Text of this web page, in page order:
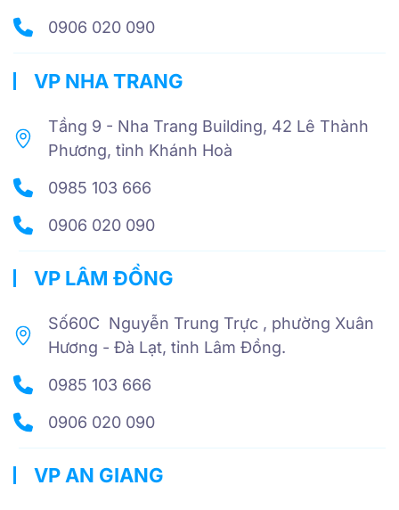
0906 020 090
VP NHA TRANG
Tầng 9 - Nha Trang Building, 42 Lê Thành
Phương, tỉnh Khánh Hoà
0985 103 666
0906 020 090
VP LÂM ĐỒNG
Số60C Nguyễn Trung Trực , phường Xuân
Hương - Đà Lạt, tỉnh Lâm Đồng.
0985 103 666
0906 020 090
VP AN GIANG